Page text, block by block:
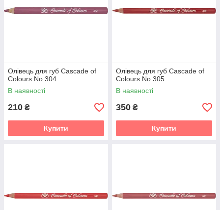
Олівець для губ Cascade of
Colours No 304
В наявності
210 ₴
Купити
Олівець для губ Cascade of
Colours No 305
В наявності
350 ₴
Купити